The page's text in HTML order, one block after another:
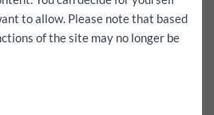
0 EUR
verilmez
to allow. Please note that based
of the site may no longer be